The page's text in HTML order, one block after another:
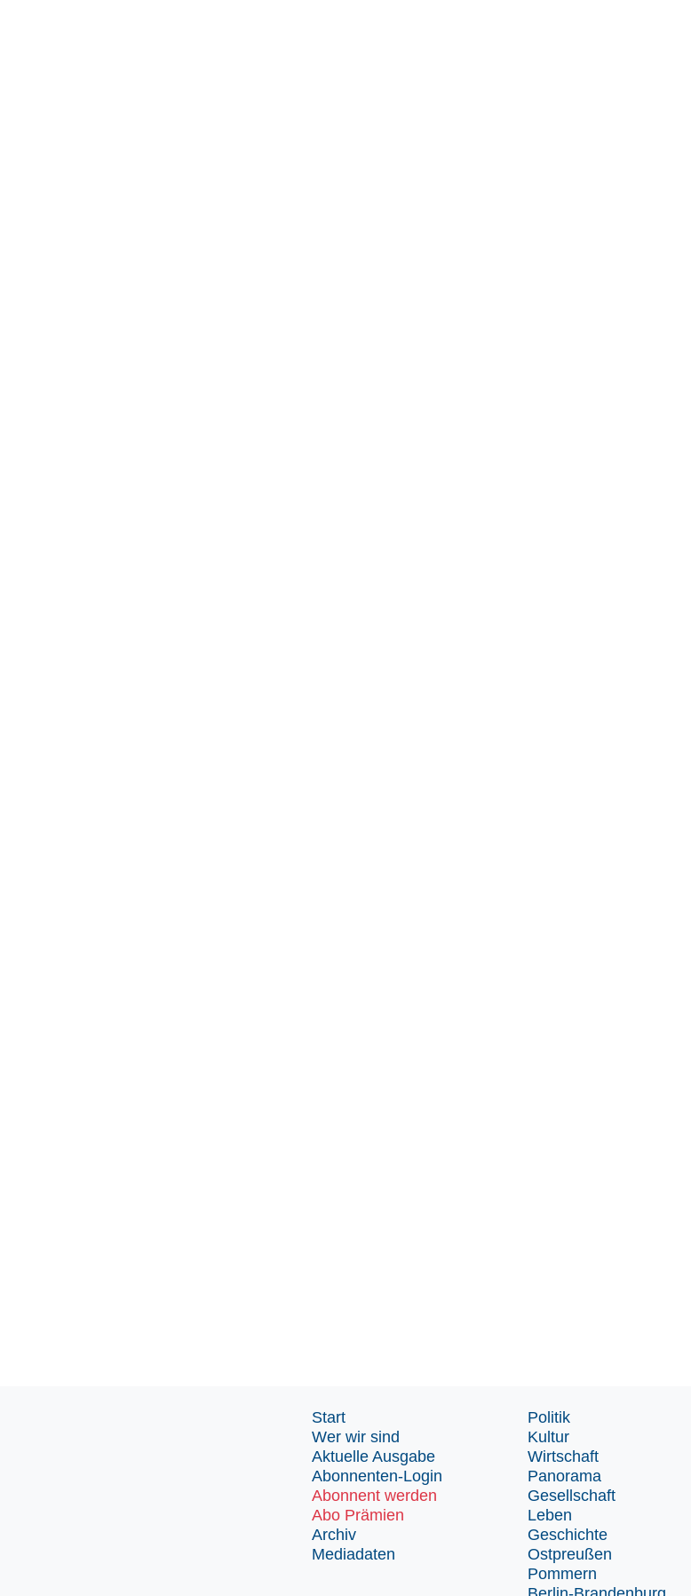
Start
Wer wir sind
Aktuelle Ausgabe
Abonnenten-Login
Abonnent werden
Abo Prämien
Archiv
Mediadaten
Politik
Kultur
Wirtschaft
Panorama
Gesellschaft
Leben
Geschichte
Ostpreußen
Pommern